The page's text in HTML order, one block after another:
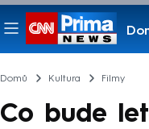
Domů Kultura Filmy
Co bude